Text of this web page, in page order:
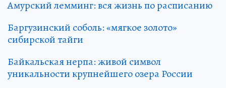
Амурский лемминг: вся жизнь по расписанию
Баргузинский соболь: «мягкое золото»
сибирской тайги
Байкальская нерпа: живой символ
уникальности крупнейшего озера России